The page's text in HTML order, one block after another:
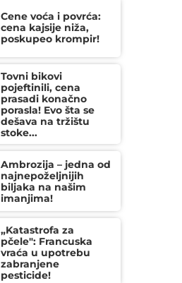
Cene voća i povrća:
cena kajsije niža,
poskupeo krompir!
Tovni bikovi
pojeftinili, cena
prasadi konačno
porasla! Evo šta se
dešava na tržištu
stoke...
Ambrozija – jedna od
najnepoželjnijih
biljaka na našim
imanjima!
„Katastrofa za
pčele": Francuska
vraća u upotrebu
zabranjene
pesticide!